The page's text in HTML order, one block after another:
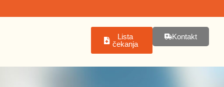
Lista
čekanja
Kontakt